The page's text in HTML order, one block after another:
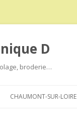
D
broderie…
CHAUMONT-SUR-LOIRE